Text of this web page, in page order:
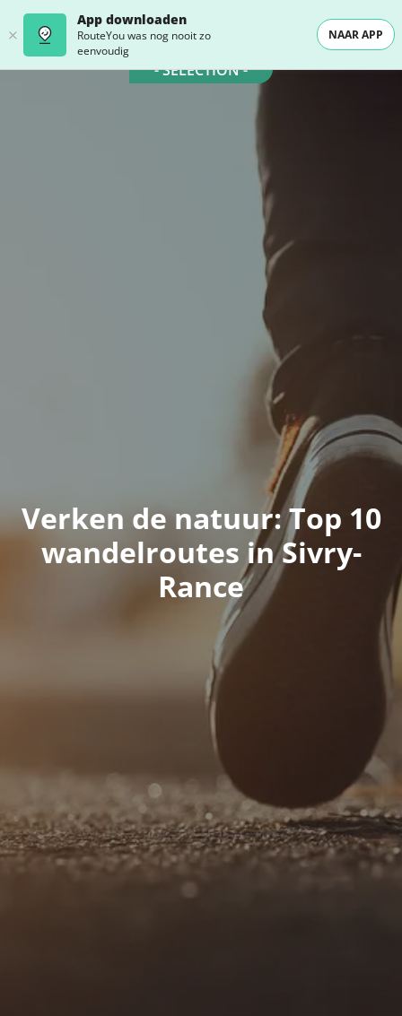
App downloaden
RouteYou was nog nooit zo
eenvoudig
NAAR APP
- SELECTION -
Verken de natuur: Top 10
wandelroutes in Sivry-
Rance